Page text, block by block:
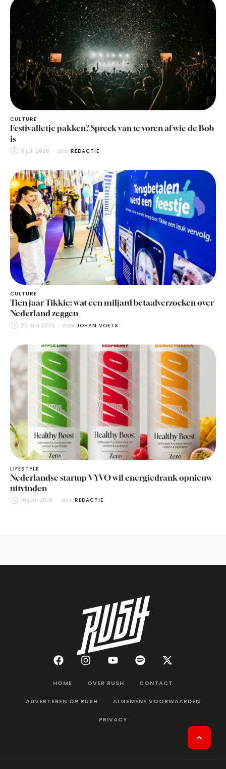
CULTURE
Festivalletje pakken? Spreek van te voren af wie de Bob
is
8 juli 2026 door REDACTIE
CULTURE
Tien jaar Tikkie: wat een miljard betaalverzoeken over
Nederland zeggen
25 juni 2026 door JOHAN VOETS
LIFESTYLE
Nederlandse startup VYVO wil energiedrank opnieuw
uitvinden
18 juni 2026 door REDACTIE
HOME OVER RUSH CONTACT
ADVERTEREN OP RUSH ALGEMENE VOORWAARDEN
PRIVACY